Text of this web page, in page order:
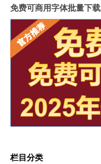
免费可商用字体批量下载
栏目分类